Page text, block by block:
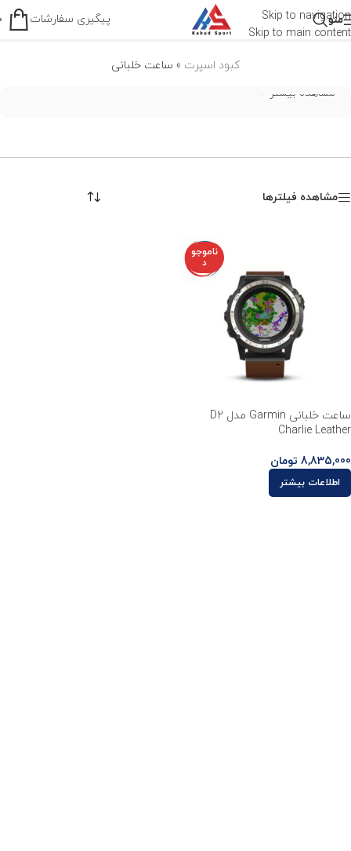
Skip to navigation
Skip to main content
منو پیگیری سفارشاتساعت خلبانی
کبود اسپرت » ساعت خلبانی
مشاهده بیشتر
مشاهده فیلترها
ناموجو
د
ساعت خلبانی Garmin مدل D2
Charlie Leather
8,835,000 تومان
اطلاعات بیشتر